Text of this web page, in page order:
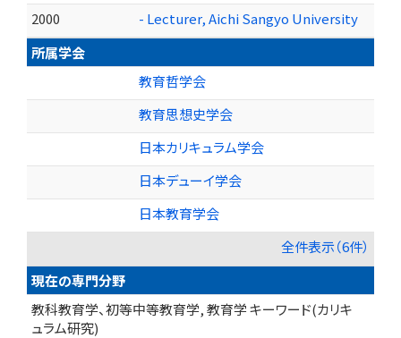
2000
- Lecturer, Aichi Sangyo University
所属学会
教育哲学会
教育思想史学会
日本カリキュラム学会
日本デューイ学会
日本教育学会
全件表示（6件）
現在の専門分野
教科教育学、初等中等教育学, 教育学 キーワード(カリキ
ュラム研究)